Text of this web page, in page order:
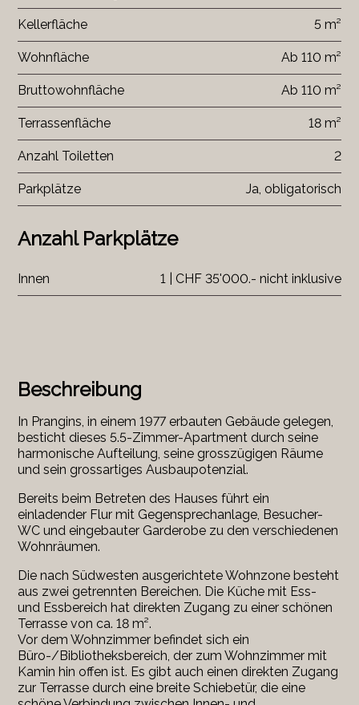
Beschreibung
In Prangins, in einem 1977 erbauten Gebäude gelegen,
besticht dieses 5.5-Zimmer-Apartment durch seine
harmonische Aufteilung, seine grosszügigen Räume
und sein grossartiges Ausbaupotenzial.
Bereits beim Betreten des Hauses führt ein
einladender Flur mit Gegensprechanlage, Besucher-
WC und eingebauter Garderobe zu den verschiedenen
Wohnräumen.
Die nach Südwesten ausgerichtete Wohnzone besteht
aus zwei getrennten Bereichen. Die Küche mit Ess-
und Essbereich hat direkten Zugang zu einer schönen
Terrasse von ca. 18 m².
Vor dem Wohnzimmer befindet sich ein
Büro-/Bibliotheksbereich, der zum Wohnzimmer mit
Kamin hin offen ist. Es gibt auch einen direkten Zugang
zur Terrasse durch eine breite Schiebetür, die eine
Kellerfläche 5 m²
Wohnfläche Ab 110 m²
Bruttowohnfläche Ab 110 m²
Terrassenfläche 18 m²
Anzahl Toiletten 2
Parkplätze Ja, obligatorisch
Anzahl Parkplätze
Innen 1 | CHF 35'000.- nicht inklusive